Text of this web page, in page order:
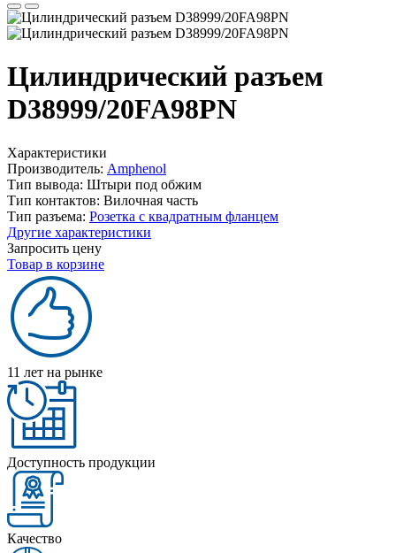
Цилиндрический разъем
D38999/20FA98PN
Характеристики
Производитель: Amphenol
Тип вывода: Штыри под обжим
Тип контактов: Вилочная часть
Тип разъема: Розетка с квадратным фланцем
Другие характеристики
Запросить цену
Товар в корзине
11 лет на рынке
Доступность продукции
Качество